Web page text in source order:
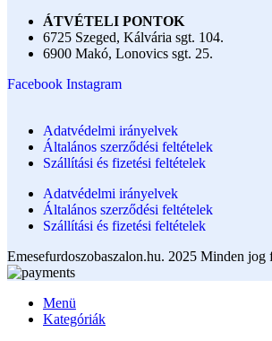
ÁTVÉTELI PONTOK
6725 Szeged, Kálvária sgt. 104.​
6900 Makó, Lonovics sgt. 25.
Facebook Instagram
Adatvédelmi irányelvek
Általános szerződési feltételek
Szállítási és fizetési feltételek
Adatvédelmi irányelvek
Általános szerződési feltételek
Szállítási és fizetési feltételek
Emesefurdoszobaszalon.hu. 2025 Minden jog
Menü
Kategóriák